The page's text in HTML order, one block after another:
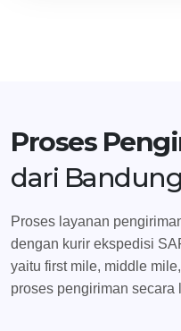
Proses
dari
Proses layanan
dengan kurir ekspedisi
yaitu first mile, middle
proses pengiriman secara